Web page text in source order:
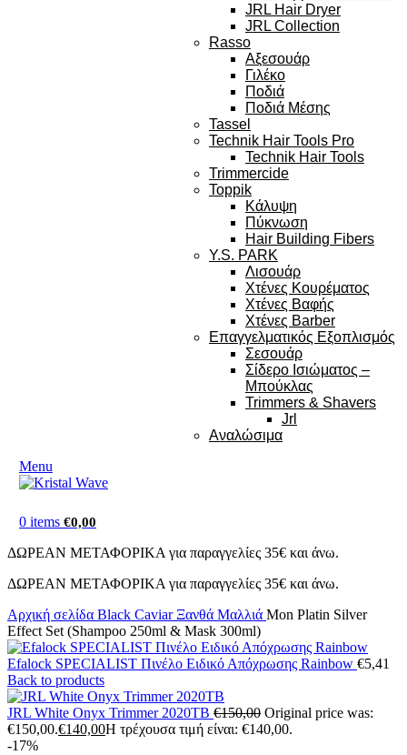
JRL Hair Dryer
JRL Collection
Rasso
Αξεσουάρ
Γιλέκο
Ποδιά
Ποδιά Μέσης
Tassel
Technik Hair Tools Pro
Technik Hair Tools
Trimmercide
Toppik
Κάλυψη
Πύκνωση
Hair Building Fibers
Y.S. PARK
Λισουάρ
Χτένες Κουρέματος
Χτένες Βαφής
Χτένες Barber
Επαγγελματικός Εξοπλισμός
Σεσουάρ
Σίδερο Ισιώματος –
Μπούκλας
Trimmers & Shavers
Jrl
Αναλώσιμα
Menu
0 items €0,00
ΔΩΡΕΑΝ ΜΕΤΑΦΟΡΙΚΑ για παραγγελίες 35€ και άνω.
ΔΩΡΕΑΝ ΜΕΤΑΦΟΡΙΚΑ για παραγγελίες 35€ και άνω.
Αρχική σελίδα Black CaviarΞανθά Μαλλιά Mon Platin Silver
Effect Set (Shampoo 250ml & Mask 300ml)
Efalock SPECIALIST Πινέλο Ειδικό Απόχρωσης Rainbow €5,41
Back to products
JRL White Onyx Trimmer 2020TB €150,00 Original price was:
€150,00.€140,00Η τρέχουσα τιμή είναι: €140,00.
-17%